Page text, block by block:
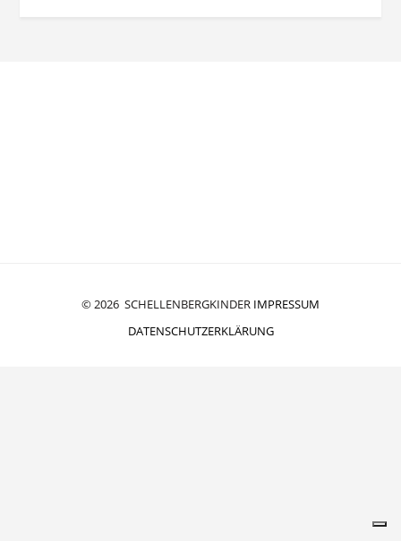
© 2026 SCHELLENBERGKINDER IMPRESSUM
DATENSCHUTZERKLÄRUNG